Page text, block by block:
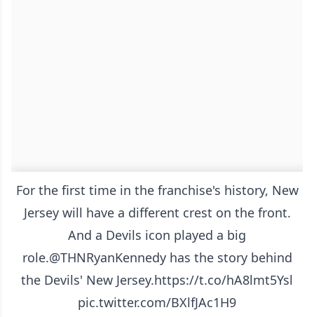
For the first time in the franchise's history, New
Jersey will have a different crest on the front.
And a Devils icon played a big
role.@THNRyanKennedyhas the story behind
the Devils' New Jersey.https://t.co/hA8lmt5Ysl
pic.twitter.com/BXlfJAc1H9